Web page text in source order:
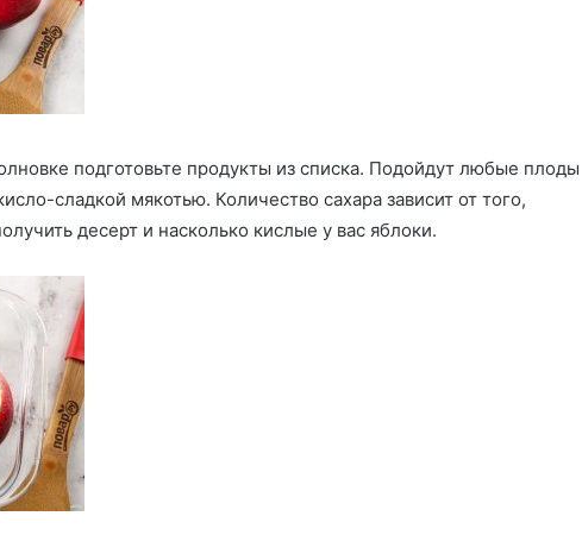
подготовьте продукты из списка. Подойдут любые плоды
сладкой мякотью. Количество сахара зависит от того,
десерт и насколько кислые у вас яблоки.